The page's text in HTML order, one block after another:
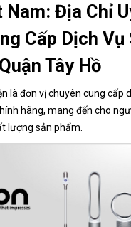
Nam: Địa Chỉ
Cấp Dịch Vụ
Tây Hồ
là đơn vị chuyên cung cấp
hãng, mang đến cho
lượng sản phẩm.